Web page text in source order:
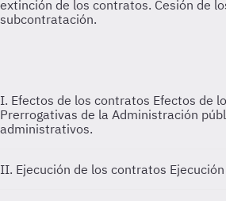
I. Efectos de los contratos Efectos de
Prerrogativas de la Administración
administrativos.
II. Ejecución de los contratos